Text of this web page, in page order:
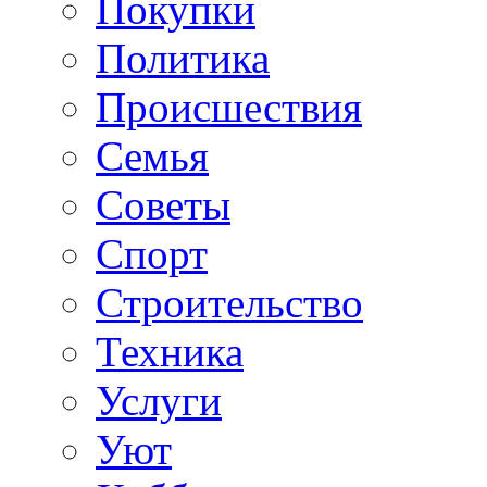
Политика
Происшествия
Семья
Советы
Спорт
Строительство
Техника
Услуги
Уют